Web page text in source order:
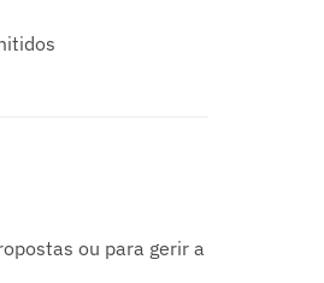
ou para gerir a